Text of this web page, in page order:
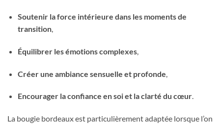
Soutenir la force intérieure dans les moments de
transition,
Équilibrer les émotions complexes,
Créer une ambiance sensuelle et profonde
Encourager la confiance en soi et la clarté du cœur.
La bougie bordeaux est particulièrement adaptée lorsque l’on